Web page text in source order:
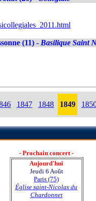
(11) - Basilique Saint
1847 1848 1849
- Prochain concert -
Aujourd'hui
Jeudi 6 Août
Paris (75)
Église saint-Nicolas du
Chardonnet